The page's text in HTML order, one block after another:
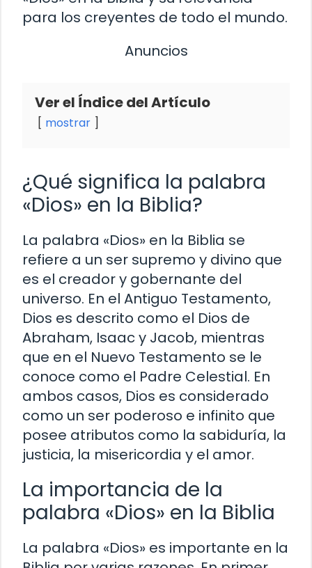
para los creyentes de todo el mundo.
Anuncios
Ver el Índice del Artículo
mostrar
¿Qué significa la palabra
«Dios» en la Biblia?
La palabra «Dios» en la Biblia se
refiere a un ser supremo y divino que
es el creador y gobernante del
universo. En el Antiguo Testamento,
Dios es descrito como el Dios de
Abraham, Isaac y Jacob, mientras
que en el Nuevo Testamento se le
conoce como el Padre Celestial. En
ambos casos, Dios es considerado
como un ser poderoso e infinito que
posee atributos como la sabiduría, la
justicia, la misericordia y el amor.
La importancia de la
palabra «Dios» en la Biblia
La palabra «Dios» es importante en la